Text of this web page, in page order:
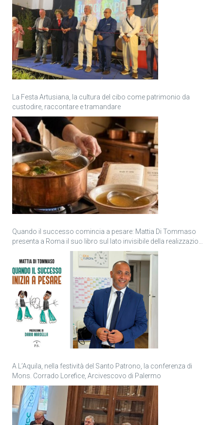
La Festa Artusiana, la cultura del cibo come patrimonio da
custodire, raccontare e tramandare
Quando il successo comincia a pesare: Mattia Di Tommaso
presenta a Roma il suo libro sul lato invisibile della realizzazione
A L’Aquila, nella festività del Santo Patrono, la conferenza di
Mons. Corrado Lorefice, Arcivescovo di Palermo